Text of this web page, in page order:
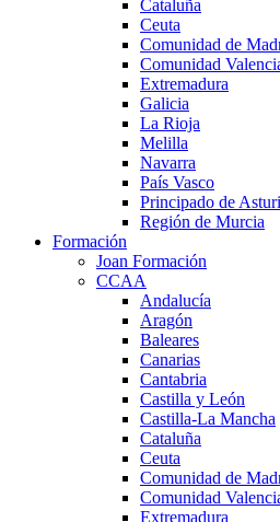
Cataluña
Ceuta
Comunidad de
Comunidad
Extremadura
Galicia
La Rioja
Melilla
Navarra
País Vasco
Principado de
Región de Murcia
Formación
Joan Formación
CCAA
Andalucía
Aragón
Baleares
Canarias
Cantabria
Castilla y León
Castilla-La Mancha
Cataluña
Ceuta
Comunidad de
Comunidad
Extremadura